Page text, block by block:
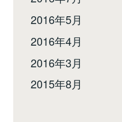
2016年5月
2016年4月
2016年3月
2015年8月